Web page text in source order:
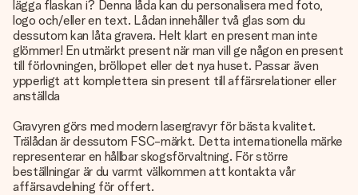
lägga flaskan i? Denna låda kan du personalisera med foto,
logo och/eller en text. Lådan innehåller två glas som du
dessutom kan låta gravera. Helt klart en present man inte
glömmer! En utmärkt present när man vill ge någon en present
till förlovningen, bröllopet eller det nya huset. Passar även
ypperligt att komplettera sin present till affärsrelationer eller
anställda
Gravyren görs med modern lasergravyr för bästa kvalitet.
Trälådan är dessutom FSC-märkt. Detta internationella märke
representerar en hållbar skogsförvaltning. För större
beställningar är du varmt välkommen att kontakta vår
affärsavdelning för offert.